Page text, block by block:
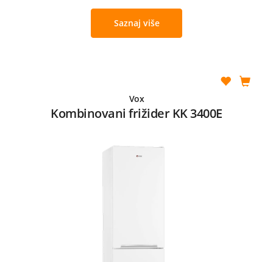
Saznaj više
Vox
Kombinovani frižider KK 3400E